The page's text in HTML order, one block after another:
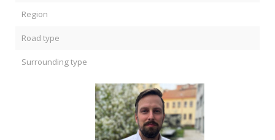
Region
Road type
Surrounding type